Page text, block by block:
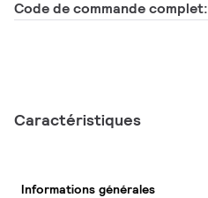
Code de commande complet:
Caractéristiques
Informations générales